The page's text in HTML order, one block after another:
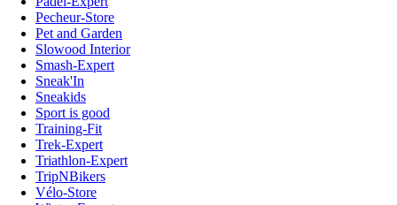
Pecheur-Store
Pet and Garden
Slowood Interior
Smash-Expert
Sneak'In
Sneakids
Sport is good
Training-Fit
Trek-Expert
Triathlon-Expert
TripNBikers
Vélo-Store